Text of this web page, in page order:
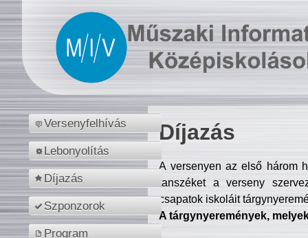
Versenyfelhívás
Lebonyolítás
Díjazás
Szponzorok
Program
Díjazás
A versenyen az első három
tanszéket a verseny
csapatok iskoláit
A tárgynyeremények,